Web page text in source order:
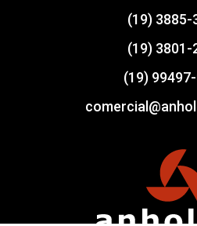
(19) 3885-
(19) 3801-
(19)